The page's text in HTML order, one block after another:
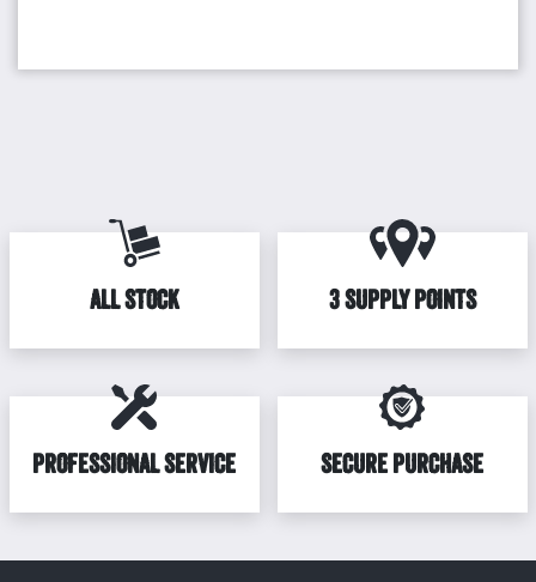
ALL STOCK 3 SUPPLY POINTS
PROFESSIONAL SERVICE SECURE PURCHASE